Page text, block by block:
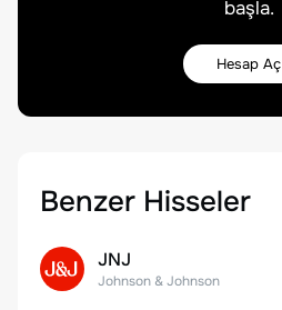
başla.
Hesap Aç
Benzer Hisseler
JNJ
Johnson & Johnson